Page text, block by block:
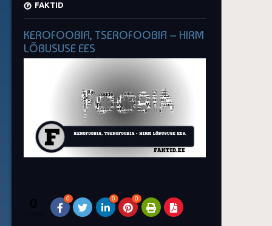
FAKTID
KEROFOOBIA, TSEROFOOBIA – HIRM
LÕBUSUSE EES
0 0 0 0